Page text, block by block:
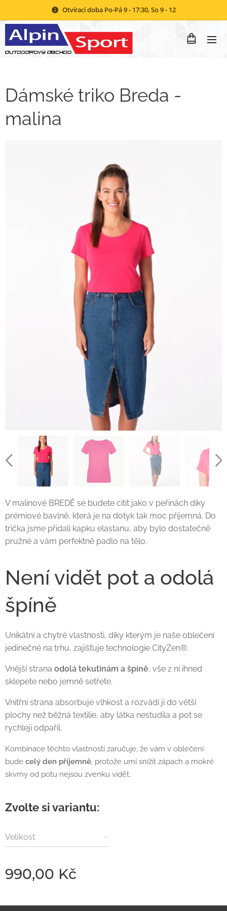
Otvírací doba Po-Pá 9 - 17:30, So 9 - 12
Dámské triko Breda -
malina
V malinové BREDĚ se budete cítit jako v peřinách díky
prémiové bavlně, která je na dotyk tak moc příjemná. Do
trička jsme přidali kapku elastanu, aby bylo dostatečně
pružné a vám perfektně padlo na tělo.
Není vidět pot a odolá
špíně
Unikátní a chytré vlastnosti, díky kterým je naše oblečení
jedinečné na trhu, zajišťuje technologie CityZen®.
Vnější strana odolá tekutinám a špíně, vše z ní ihned
sklepete nebo jemně setřete.
Vnitřní strana absorbuje vlhkost a rozvádí ji do větší
plochy než běžná textilie, aby látka nestudila a pot se
rychleji odpařil.
Kombinace těchto vlastností zaručuje, že vám v oblečení
bude celý den příjemně, protože umí snížit zápach a mokré
skvrny od potu nejsou zvenku vidět.
Zvolte si variantu:
Velikost
990,00 Kč